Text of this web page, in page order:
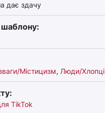
дає здачу
шаблону:
Містицизм, Люди/Хлопці
TikTok